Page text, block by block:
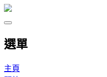
選單
主頁